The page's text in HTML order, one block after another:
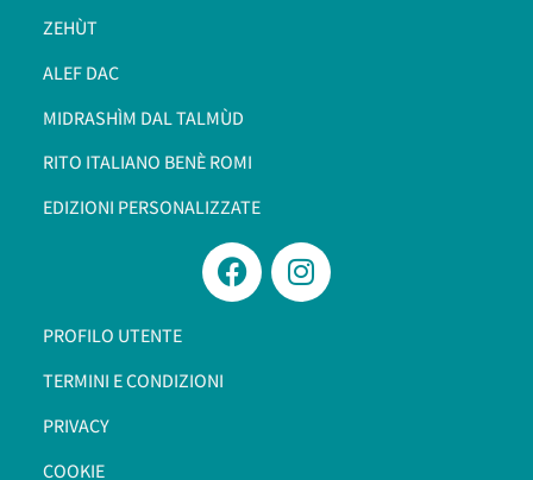
ZEHÙT
ALEF DAC
MIDRASHÌM DAL TALMÙD
RITO ITALIANO BENÈ ROMI​
EDIZIONI PERSONALIZZATE
PROFILO UTENTE
TERMINI E CONDIZIONI
PRIVACY
COOKIE